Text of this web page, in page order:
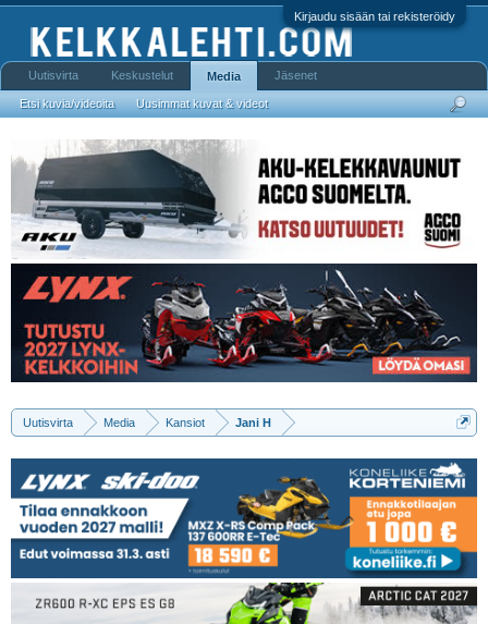
Kirjaudu sisään tai rekisteröidy
Uutisvirta Media Kansiot Jani H
Uutisvirta Keskustelut Media
Etsi kuvia/videoita Uusimmat kuvat & videot
Jäsenet